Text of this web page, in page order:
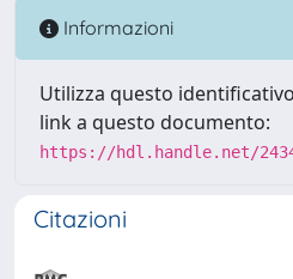
Informazioni
Utilizza questo
link a questo documento:
https://hdl.handle.net/
Citazioni